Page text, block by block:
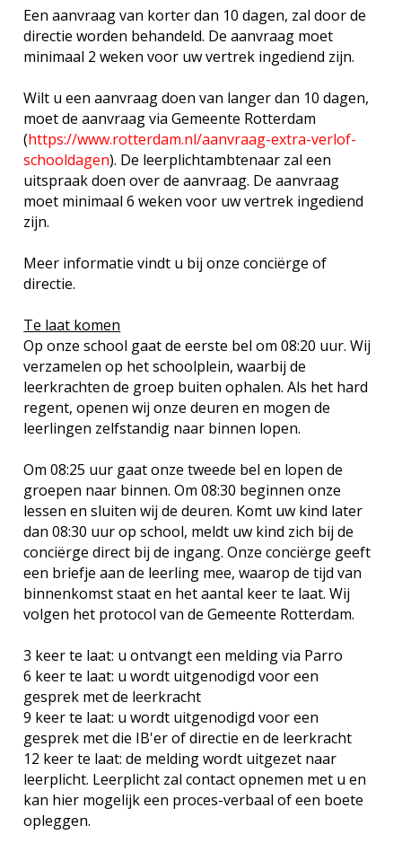
Een aanvraag van korter dan 10 dagen, zal door de
directie worden behandeld. De aanvraag moet
minimaal 2 weken voor uw vertrek ingediend zijn.
Wilt u een aanvraag doen van langer dan 10 dagen,
moet de aanvraag via Gemeente Rotterdam
(https://www.rotterdam.nl/aanvraag-extra-verlof-
schooldagen). De leerplichtambtenaar zal een
uitspraak doen over de aanvraag. De aanvraag
moet minimaal 6 weken voor uw vertrek ingediend
zijn.
Meer informatie vindt u bij onze conciërge of
directie.
Te laat komen
Op onze school gaat de eerste bel om 08:20 uur. Wij
verzamelen op het schoolplein, waarbij de
leerkrachten de groep buiten ophalen. Als het hard
regent, openen wij onze deuren en mogen de
leerlingen zelfstandig naar binnen lopen.
Om 08:25 uur gaat onze tweede bel en lopen de
groepen naar binnen. Om 08:30 beginnen onze
lessen en sluiten wij de deuren. Komt uw kind later
dan 08:30 uur op school, meldt uw kind zich bij de
conciërge direct bij de ingang. Onze conciërge geeft
een briefje aan de leerling mee, waarop de tijd van
binnenkomst staat en het aantal keer te laat. Wij
volgen het protocol van de Gemeente Rotterdam.
3 keer te laat: u ontvangt een melding via Parro
6 keer te laat: u wordt uitgenodigd voor een
gesprek met de leerkracht
9 keer te laat: u wordt uitgenodigd voor een
gesprek met die IB'er of directie en de leerkracht
12 keer te laat: de melding wordt uitgezet naar
leerplicht. Leerplicht zal contact opnemen met u en
kan hier mogelijk een proces-verbaal of een boete
opleggen.